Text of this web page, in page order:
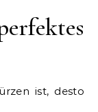
ist, desto